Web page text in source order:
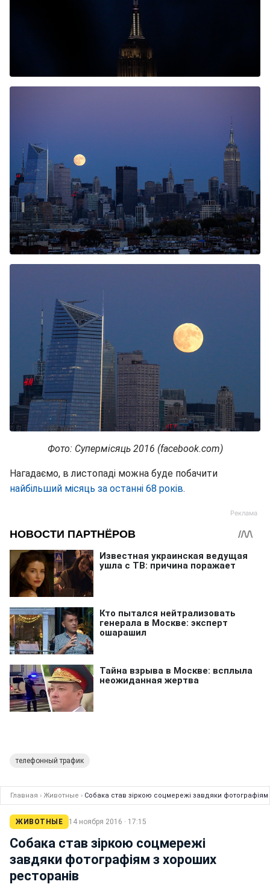
Фото: Супермісяць 2016 (facebook.com)
Нагадаємо, в листопаді можна буде побачити
найбільший місяць за останні 68 років.
телефонный трафик
Главная › Животные › Собака став зіркою соцмережі завдяки фотографіям
ЖИВОТНЫЕ 14 ноября 2016 · 17:15
Собака став зіркою соцмережі
завдяки фотографіям з хороших
ресторанів